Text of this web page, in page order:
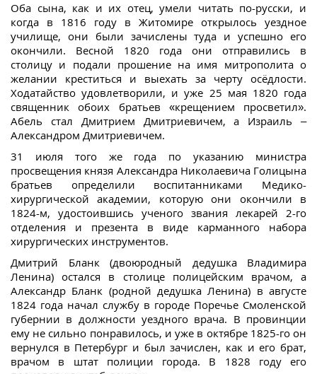
Оба сына, как и их отец, умели читать по-русски, и
когда в 1816 году в Житомире открылось уездное
училище, они были зачислены туда и успешно его
окончили. Весной 1820 года они отправились в
столицу и подали прошение на имя митрополита о
желании креститься и выехать за черту осёдлости.
Ходатайство удовлетворили, и уже 25 мая 1820 года
священник обоих братьев «крещением просветил».
Абель стал Дмитрием Дмитриевичем, а Израиль –
Александром Дмитриевичем.
31 июля того же года по указанию министра
просвещения князя Александра Николаевича Голицына
братьев определили воспитанниками Медико-
хирургической академии, которую они окончили в
1824-м, удостоившись ученого звания лекарей 2-го
отделения и презента в виде карманного набора
хирургических инструментов.
Дмитрий Бланк (двоюродный дедушка Владимира
Ленина) остался в столице полицейским врачом, а
Александр Бланк (родной дедушка Ленина) в августе
1824 года начал службу в городе Поречье Смоленской
губернии в должности уездного врача. В провинции
ему не сильно понравилось, и уже в октябре 1825-го он
вернулся в Петербург и был зачислен, как и его брат,
врачом в штат полиции города. В 1828 году его